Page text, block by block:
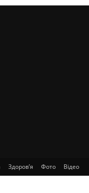
Здоров’я Фото Відео